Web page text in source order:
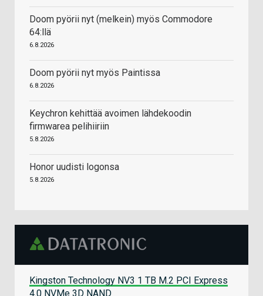
Doom pyörii nyt (melkein) myös Commodore
64:llä
6.8.2026
Doom pyörii nyt myös Paintissa
6.8.2026
Keychron kehittää avoimen lähdekoodin
firmwarea pelihiiriin
5.8.2026
Honor uudisti logonsa
5.8.2026
Kingston Technology NV3 1 TB M.2 PCI Express
4.0 NVMe 3D NAND